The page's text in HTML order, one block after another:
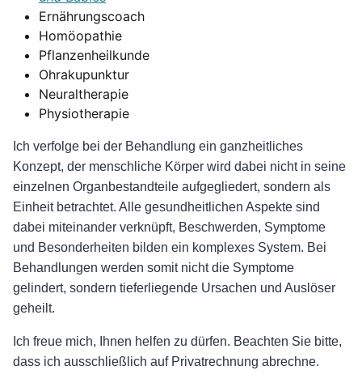
Ernährungscoach
Homöopathie
Pflanzenheilkunde
Ohrakupunktur
Neuraltherapie
Physiotherapie
Ich verfolge bei der Behandlung ein ganzheitliches
Konzept, der menschliche Körper wird dabei nicht in seine
einzelnen Organbestandteile aufgegliedert, sondern als
Einheit betrachtet. Alle gesundheitlichen Aspekte sind
dabei miteinander verknüpft, Beschwerden, Symptome
und Besonderheiten bilden ein komplexes System. Bei
Behandlungen werden somit nicht die Symptome
gelindert, sondern tieferliegende Ursachen und Auslöser
geheilt.
Ich freue mich, Ihnen helfen zu dürfen. Beachten Sie bitte,
dass ich ausschließlich auf Privatrechnung abrechne.